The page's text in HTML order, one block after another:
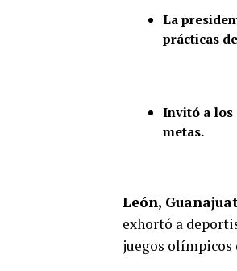
La
prácticas
Invitó a los
metas.
León,
exhortó a
juegos olímpicos